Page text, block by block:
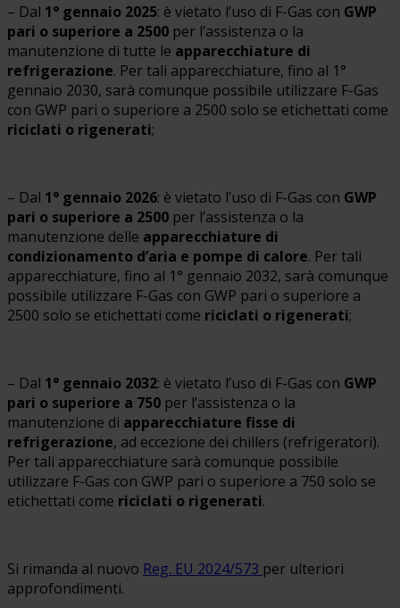
– Dal 1° gennaio 2025: è vietato l’uso di F-Gas con GWP
pari o superiore a 2500 per l’assistenza o la
manutenzione di tutte le apparecchiature di
refrigerazione. Per tali apparecchiature, fino al 1°
gennaio 2030, sarà comunque possibile utilizzare F-Gas
con GWP pari o superiore a 2500 solo se etichettati come
riciclati o rigenerati;
– Dal 1° gennaio 2026: è vietato l’uso di F-Gas con GWP
pari o superiore a 2500 per l’assistenza o la
manutenzione delle apparecchiature di
condizionamento d’aria e pompe di calore. Per tali
apparecchiature, fino al 1° gennaio 2032, sarà comunque
possibile utilizzare F-Gas con GWP pari o superiore a
2500 solo se etichettati come riciclati o rigenerati;
– Dal 1° gennaio 2032: è vietato l’uso di F-Gas con GWP
pari o superiore a 750 per l’assistenza o la
manutenzione di apparecchiature fisse di
refrigerazione, ad eccezione dei chillers (refrigeratori).
Per tali apparecchiature sarà comunque possibile
utilizzare F-Gas con GWP pari o superiore a 750 solo se
etichettati come riciclati o rigenerati.
Si rimanda al nuovo Reg. EU 2024/573 per ulteriori
approfondimenti.